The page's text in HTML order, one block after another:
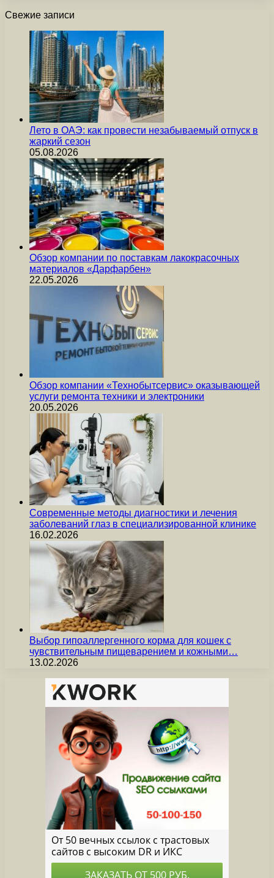
Свежие записи
Лето в ОАЭ: как провести незабываемый отпуск в
жаркий сезон
05.08.2026
Обзор компании по поставкам лакокрасочных
материалов «Дарфарбен»
22.05.2026
Обзор компании «Технобытсервис» оказывающей
услуги ремонта техники и электроники
20.05.2026
Современные методы диагностики и лечения
заболеваний глаз в специализированной клинике
16.02.2026
Выбор гипоаллергенного корма для кошек с
чувствительным пищеварением и кожными…
13.02.2026